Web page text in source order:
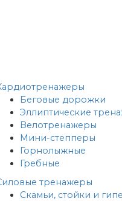
Беговые дорожки
Эллиптические
Велотренажеры
Мини-степперы
Горнолыжные
Гребные
тренажеры
Скамьи, стойки и